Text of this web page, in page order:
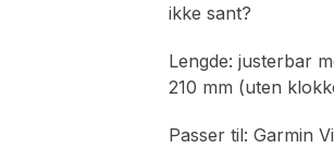
ikke sant?
Lengde: justerbar
210 mm (uten
Passer til: Garmin